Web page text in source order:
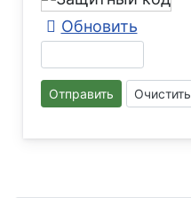
Обновить
Отправить Очистить